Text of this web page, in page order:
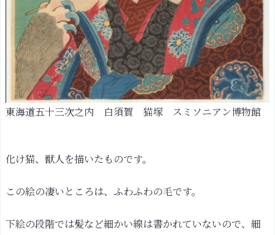
東海道五十三次之内 白須賀 猫塚 スミソニアン博物館
化け猫、獣人を描いたものです。
この絵の凄いところは、ふわふわの毛です。
下絵の段階では髪など細かい線は書かれていないので、細